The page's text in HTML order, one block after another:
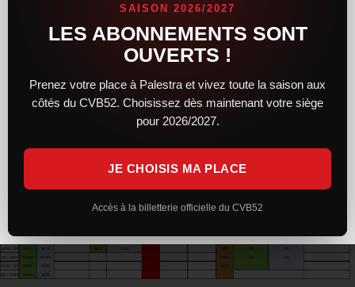
SAISON 2026/2027
LES ABONNEMENTS SONT
OUVERTS !
Prenez votre place à Palestra et vivez toute la saison aux
côtés du CVB52. Choisissez dès maintenant votre siège
pour 2026/2027.
JE CHOISIS MA PLACE
Accès à la billetterie officielle du CVB52